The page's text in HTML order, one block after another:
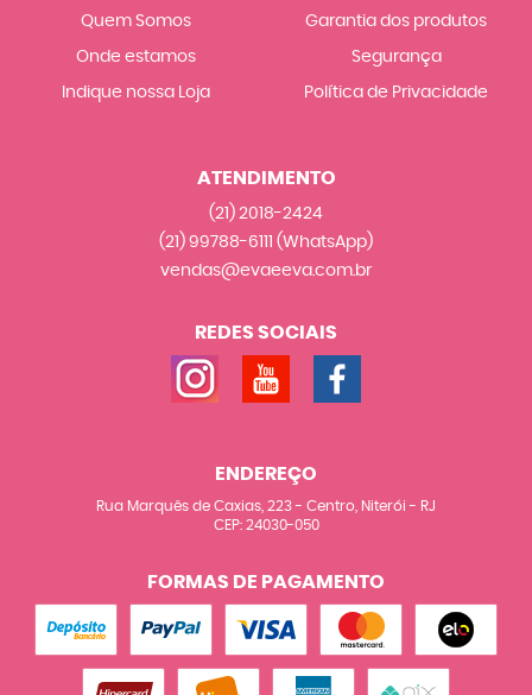
Quem Somos
Onde estamos
Indique nossa Loja
Garantia dos produtos
Segurança
Política de Privacidade
ATENDIMENTO
(21) 2018-2424
(21) 99788-6111 (WhatsApp)
vendas@evaeeva.com.br
REDES SOCIAIS
ENDEREÇO
Rua Marquês de Caxias, 223- Centro, Niterói - RJ
CEP: 24030-050
FORMAS DE PAGAMENTO